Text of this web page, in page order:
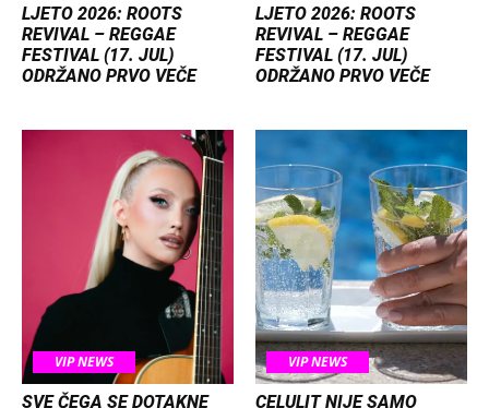
LJETO 2026: ROOTS
REVIVAL – REGGAE
FESTIVAL (17. JUL)
ODRŽANO PRVO VEČE
LJETO 2026: ROOTS
REVIVAL – REGGAE
FESTIVAL (17. JUL)
ODRŽANO PRVO VEČE
VIP NEWS
SVE ČEGA SE DOTAKNE
VIP NEWS
CELULIT NIJE SAMO